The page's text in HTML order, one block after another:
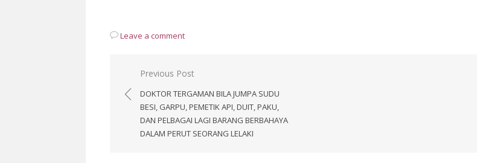
Leave a comment
Post
navigation
Previous Post
DOKTOR TERGAMAN BILA JUMPA SUDU
BESI, GARPU, PEMETIK API, DUIT, PAKU,
DAN PELBAGAI LAGI BARANG BERBAHAYA
DALAM PERUT SEORANG LELAKI